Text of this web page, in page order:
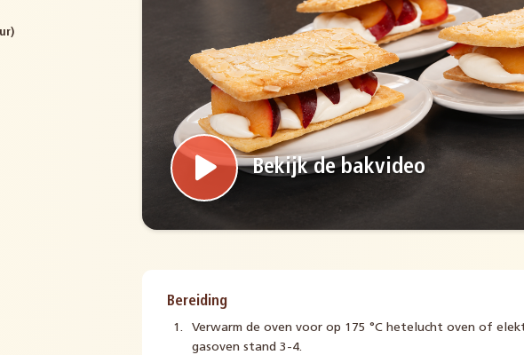
Bekijk de bakvideo
Bereiding
Verwarm de oven voor op 175 °C hetelucht oven of
gasoven stand 3-4.